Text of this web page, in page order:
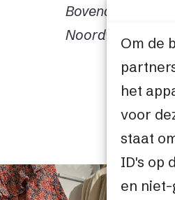
Om de
het
voor
staat
ID's op
en
Bovendien
Noordwijk in de